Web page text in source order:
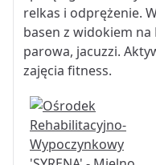
relkas i odprężenie.
basen z widokiem na
parowa, jacuzzi.
zajęcia fitness.